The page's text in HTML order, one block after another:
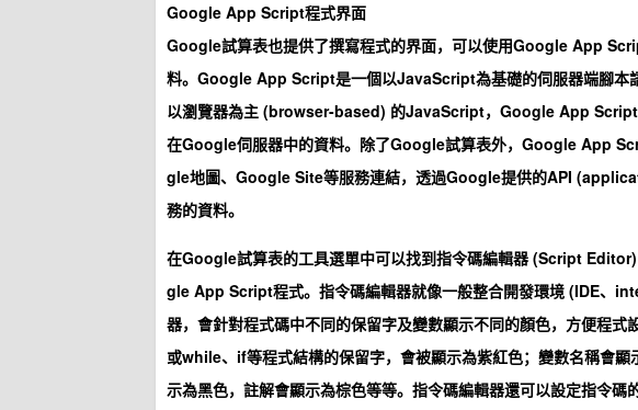
Google App Script程式界面
Google試算表也提供了撰寫程式的界面，可以使用Google App
料。Google App Script是一個以JavaScript為基礎的伺服器端腳
以瀏覽器為主 (browser-based) 的JavaScript，Google App
在Google伺服器中的資料。除了Google試算表外，Google App
gle地圖、Google Site等服務連結，透過Google提供的API
務的資料。
在Google試算表的工具選單中可以找到指令碼編輯器 (Script
gle App Script程式。指令碼編輯器就像一般整合開發環境 (IDE
器，會針對程式碼中不同的保留字及變數顯示不同的顏色，方便程
或while、if等程式結構的保留字，會被顯示為紫紅色；變數名稱會
示為黑色，註解會顯示為棕色等等。指令碼編輯器還可以設定指令